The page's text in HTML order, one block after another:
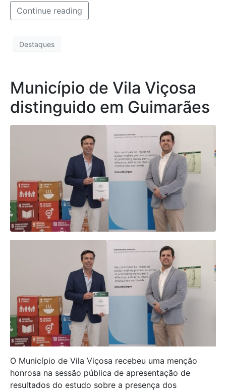
Continue reading
Destaques
Município de Vila Viçosa
distinguido em Guimarães
O Município de Vila Viçosa recebeu uma menção
honrosa na sessão pública de apresentação de
resultados do estudo sobre a presença dos